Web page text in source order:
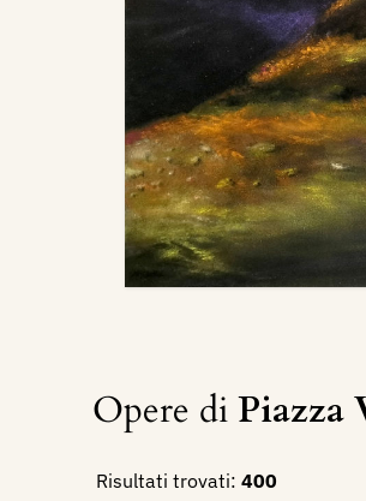
Opere diPiazza
Risultati trovati: 400